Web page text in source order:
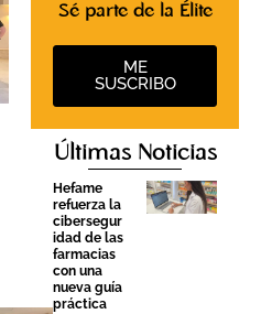
Sé parte de la Élite
ME
SUSCRIBO
Últimas Noticias
Hefame
refuerza la
cibersegur
idad de las
farmacias
con una
nueva guía
práctica